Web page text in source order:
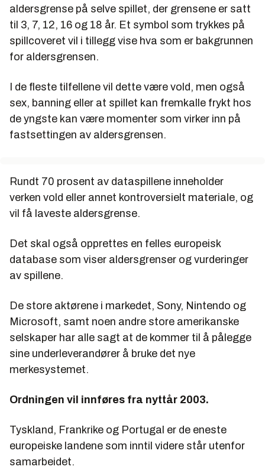
aldersgrense på selve spillet, der grensene er satt
til 3, 7, 12, 16 og 18 år. Et symbol som trykkes på
spillcoveret vil i tillegg vise hva som er bakgrunnen
for aldersgrensen.
I de fleste tilfellene vil dette være vold, men også
sex, banning eller at spillet kan fremkalle frykt hos
de yngste kan være momenter som virker inn på
fastsettingen av aldersgrensen.
Rundt 70 prosent av dataspillene inneholder
verken vold eller annet kontroversielt materiale, og
vil få laveste aldersgrense.
Det skal også opprettes en felles europeisk
database som viser aldersgrenser og vurderinger
av spillene.
De store aktørene i markedet, Sony, Nintendo og
Microsoft, samt noen andre store amerikanske
selskaper har alle sagt at de kommer til å pålegge
sine underleverandører å bruke det nye
merkesystemet.
Ordningen vil innføres fra nyttår 2003.
Tyskland, Frankrike og Portugal er de eneste
europeiske landene som inntil videre står utenfor
samarbeidet.